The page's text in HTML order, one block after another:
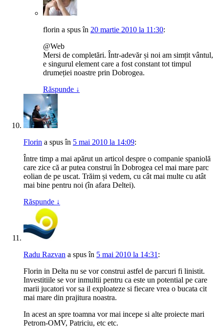
florin a spusîn 20 martie 2010 la 11:30:
@Web
Mersi de completări. Într-adevăr și noi am simțit vântul,
e singurul element care a fost constant tot timpul
drumeției noastre prin Dobrogea.
Răspunde ↓
Florin a spusîn 5 mai 2010 la 14:09:
Între timp a mai apărut un articol despre o companie spaniolă
care zice că ar putea construi în Dobrogea cel mai mare parc
eolian de pe uscat. Trăim și vedem, cu cât mai multe cu atât
mai bine pentru noi (în afara Deltei).
Răspunde ↓
Radu Razvan a spusîn 5 mai 2010 la 14:31 :
Florin in Delta nu se vor construi astfel de parcuri fi linistit.
Investitiile se vor inmultii pentru ca este un potential pe care
marii jucatori vor sa il exploateze si fiecare vrea o bucata cit
mai mare din prajitura noastra.
In acest an spre toamna vor mai incepe si alte proiecte mari
Petrom-OMV, Patriciu, etc etc.